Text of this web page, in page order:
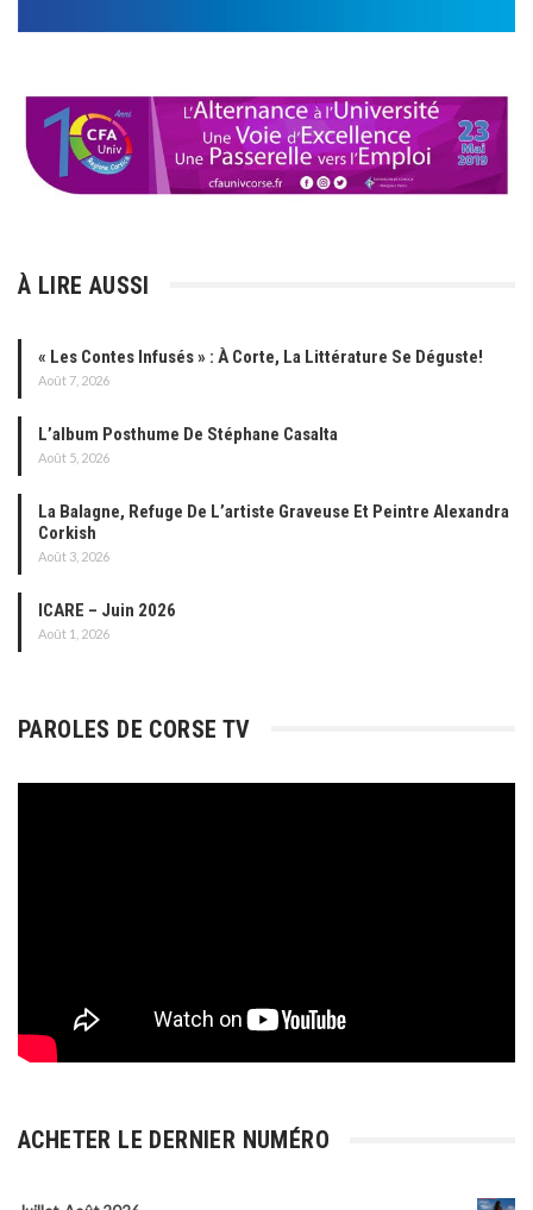
À LIRE AUSSI
« Les Contes Infusés » : À Corte, La Littérature Se Déguste!
Août 7, 2026
L’album Posthume De Stéphane Casalta
Août 5, 2026
La Balagne, Refuge De L’artiste Graveuse Et Peintre Alexandra
Corkish
Août 3, 2026
ICARE – Juin 2026
Août 1, 2026
PAROLES DE CORSE TV
ACHETER LE DERNIER NUMÉRO